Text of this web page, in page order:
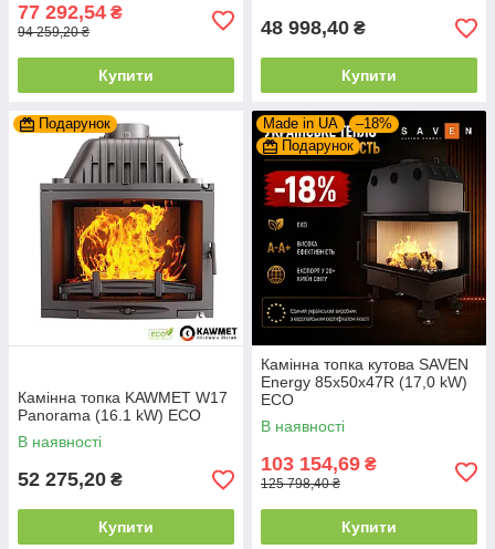
77 292,54 ₴
94 259,20 ₴
Купити
48 998,40 ₴
Купити
Подарунок
Камінна топка KAWMET W17
Panorama (16.1 kW) ECO
В наявності
52 275,20 ₴
Купити
Made in UA
–18%
Подарунок
Камінна топка кутова SAVEN
Energy 85х50х47R (17,0 kW)
ECO
В наявності
103 154,69 ₴
125 798,40 ₴
Купити